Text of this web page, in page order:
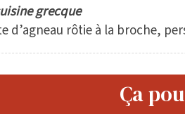
grecque
d’agneau rôtie à la broche,
Ça